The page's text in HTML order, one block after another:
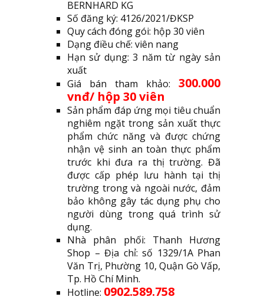
BERNHARD KG
Số đăng ký: 4126/2021/ĐKSP
Quy cách đóng gói: hộp 30 viên
Dạng điều chế: viên nang
Hạn sử dụng: 3 năm từ ngày sản
xuất
Giá bán tham khảo: 300.000
vnđ/ hộp 30 viên
Sản phẩm đáp ứng mọi tiêu chuẩn
nghiêm ngặt trong sản xuất thực
phẩm chức năng và được chứng
nhận vệ sinh an toàn thực phẩm
trước khi đưa ra thị trường. Đã
được cấp phép lưu hành tại thị
trường trong và ngoài nước, đảm
bảo không gây tác dụng phụ cho
người dùng trong quá trình sử
dụng.
Nhà phân phối: Thanh Hương
Shop – Địa chỉ: số 1329/1A Phan
Văn Trị, Phường 10, Quận Gò Vấp,
Tp. Hồ Chí Minh.
Hotline: 0902.589.758